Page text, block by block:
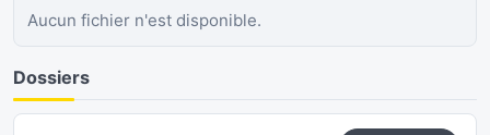
Aucun fichier n'est disponible.
Dossiers